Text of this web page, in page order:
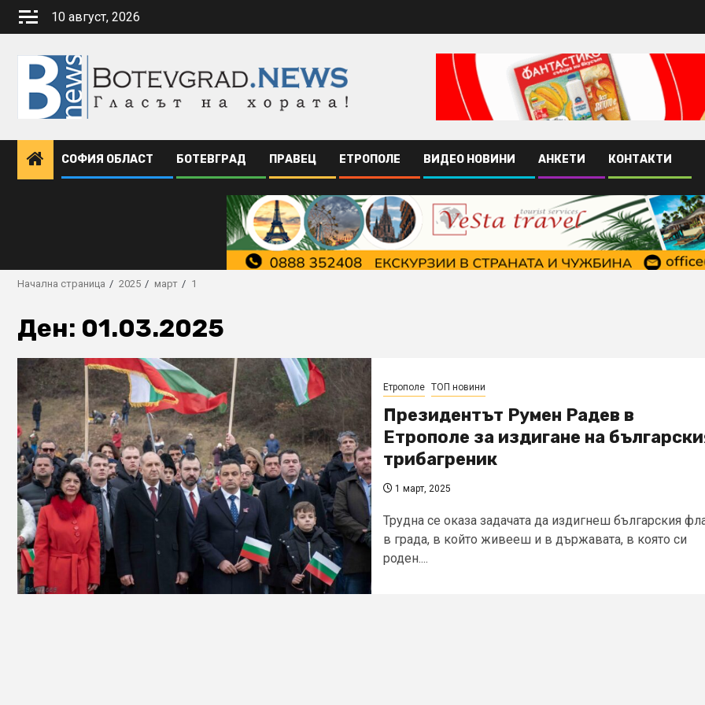
Skip
10 август, 2026
СОФИЯ ОБЛАСТ БОТЕВГРАД ПРАВЕЦ ЕТРОПОЛЕ ВИДЕО НОВИНИ АНКЕТИ КОНТАКТИ
Начална страница 2025 март 1
Ден: 01.03.2025
Етрополе ТОП новини
Президентът Румен Радев в
Етрополе за издигане на
трибагреник
1 март, 2025
Трудна се оказа задачата да издигнеш българския
в града, в който живееш и в държавата, в която си
роден....